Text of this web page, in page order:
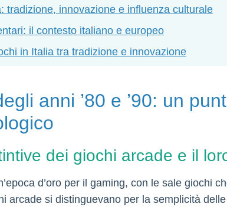
tradizione, innovazione e influenza culturale
il contesto italiano e europeo
in Italia tra tradizione e innovazione
anni ’80 e ’90: un
dei giochi arcade e il
d’oro per il gaming, con le sale giochi
arcade si distinguevano per la semplicità